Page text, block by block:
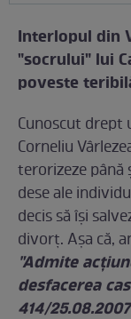
Interlopul din
"socrului" lui
poveste
Cunoscut
Corneliu
terorizeze până
dese ale
decis să îşi
divorţ. Aşa că,
"Admite
desfacerea
414/